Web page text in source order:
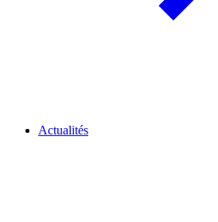
Actualités